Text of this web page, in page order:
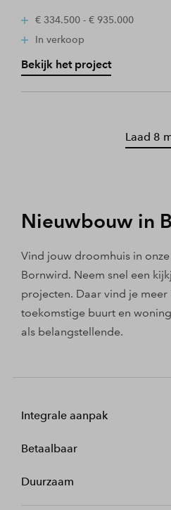
€ 334.500 - € 935.000
In verkoop
Bekijk het project
Laad 8
Nieuwbouw in
Vind jouw droomhuis in
Bornwird. Neem snel een
projecten. Daar vind je
toekomstige buurt en
als belangstellende.
Integrale aanpak
Betaalbaar
Duurzaam